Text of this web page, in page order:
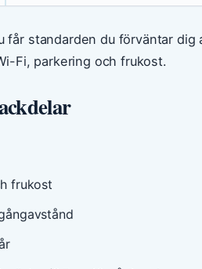
får standarden du förväntar
Fi, parkering och frukost.
frukost